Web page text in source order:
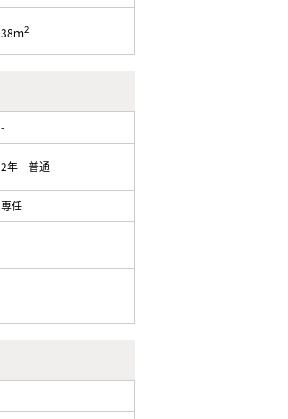
38ｍ2
-
2年 普通
専任